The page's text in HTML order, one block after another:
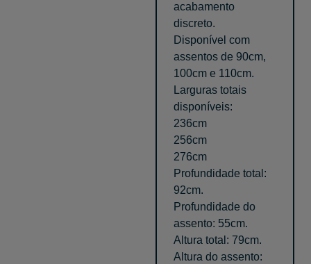
acabamento
discreto.
Disponível com
assentos de 90cm,
100cm e 110cm.
Larguras totais
disponíveis:
236cm
256cm
276cm
Profundidade total:
92cm.
Profundidade do
assento: 55cm.
Altura total: 79cm.
Altura do assento: